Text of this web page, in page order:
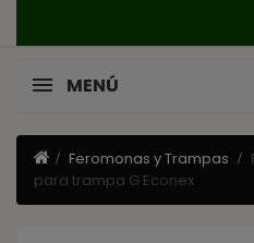
MENÚ
Feromonas y Trampas
para trampa G Econex